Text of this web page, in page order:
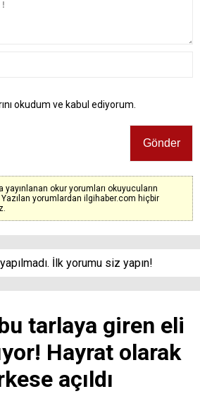
okudum ve kabul ediyorum.
yayınlanan okur yorumları okuyucuların
yorumlardan ilgihaber.com hiçbir
İlk yorumu siz yapın!
tarlaya giren eli
Hayrat olarak
açıldı